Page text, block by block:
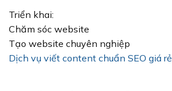
Triển khai:
Chăm sóc website
Tạo website chuyên nghiệp
Dịch vụ viết content chuẩn SEO giá rẻ